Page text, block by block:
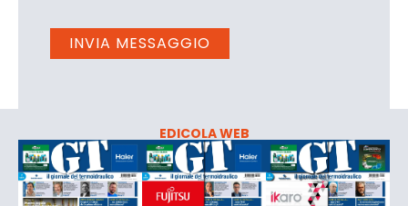
EDICOLA WEB